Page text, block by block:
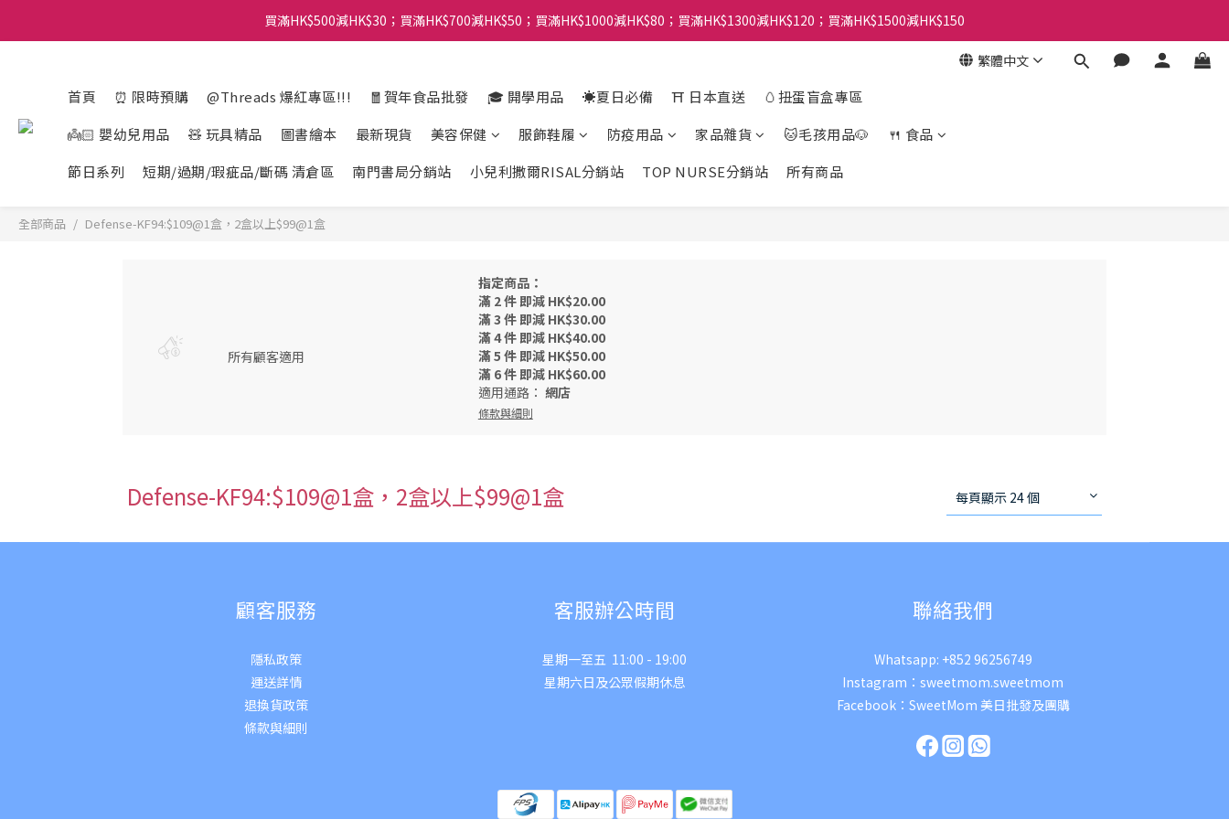
買滿HK$500減HK$30；買滿HK$700減HK$50；買滿HK$1000減HK$80；買滿HK$1300減HK$120；買滿HK$1500減HK$150
繁體中文
首頁 ⏰ 限時預購 @Threads 爆紅專區!!! 🧧賀年食品批發 🎓 開學用品 ☀️夏日必備 ⛩️ 日本直送
🥚扭蛋盲盒專區
👼🏻 嬰幼兒用品
🧸 玩具精品 圖書繪本 最新現貨 美容保健 服飾鞋履 防疫用品 家品雜貨 🐱毛孩用品🐶
🍴 食品
節日系列
短期/過期/瑕疵品/斷碼 清倉區 南門書局分銷站 小兒利撒爾RISAL分銷站 TOP NURSE分銷站 所有商品
全部商品 Defense-KF94:$109@1盒，2盒以上$99@1盒
所有顧客適用
指定商品：
滿 2 件 即減 HK$20.00
滿 3 件 即減 HK$30.00
滿 4 件 即減 HK$40.00
滿 5 件 即減 HK$50.00
滿 6 件 即減 HK$60.00
適用通路： 網店
條款與細則
Defense-KF94:$109@1盒，2盒以上$99@1盒 每頁顯示 24 個
顧客服務
隱私政策
運送詳情
退換貨政策
條款與細則
客服辦公時間
星期一至五 11:00 - 19:00
星期六日及公眾假期休息
聯絡我們
Whatsapp: +852 96256749
Instagram： sweetmom.sweetmom
Facebook： SweetMom 美日批發及團購